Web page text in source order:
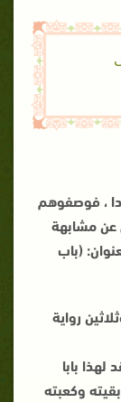
، فوصفوهم
عن مشابهة
(باب
رواية
بابا
وكعبته